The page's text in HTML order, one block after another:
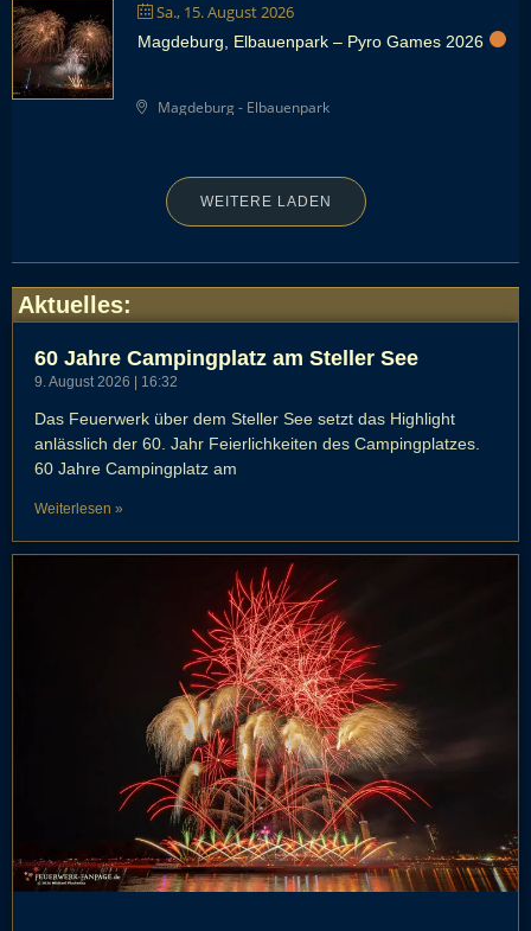
Sa., 15. August 2026
Magdeburg, Elbauenpark – Pyro Games 2026
Magdeburg - Elbauenpark
WEITERE LADEN
Aktuelles:
60 Jahre Campingplatz am Steller See
9. August 2026 16:32
Das Feuerwerk über dem Steller See setzt das Highlight
anlässlich der 60. Jahr Feierlichkeiten des Campingplatzes.
60 Jahre Campingplatz am
Weiterlesen »